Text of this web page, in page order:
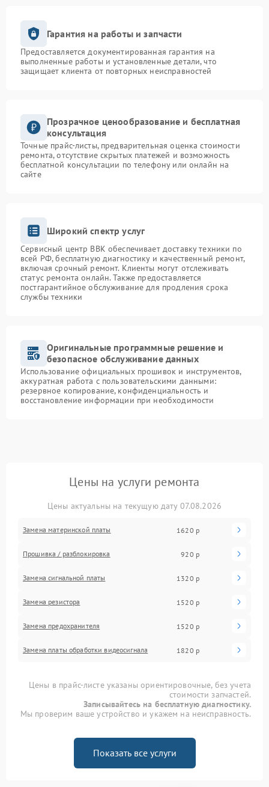
Гарантия на работы и запчасти
Предоставляется документированная гарантия на
выполненные работы и установленные детали, что
защищает клиента от повторных неисправностей
Прозрачное ценообразование и бесплатная
консультация
Точные прайс-листы, предварительная оценка стоимости
ремонта, отсутствие скрытых платежей и возможность
бесплатной консультации по телефону или онлайн на
сайте
Широкий спектр услуг
Сервисный центр BBK обеспечивает доставку техники по
всей РФ, бесплатную диагностику и качественный ремонт,
включая срочный ремонт. Клиенты могут отслеживать
статус ремонта онлайн. Также предоставляется
постгарантийное обслуживание для продления срока
службы техники
Оригинальные программные решение и
безопасное обслуживание данных
Использование официальных прошивок и инструментов,
аккуратная работа с пользовательскими данными:
резервное копирование, конфиденциальность и
восстановление информации при необходимости
Цены на услуги ремонта
Цены актуальны на текущую дату 07.08.2026
Замена материнской платы 1620 р
Прошивка / разблокировка 920 р
Замена сигнальной платы 1320 р
Замена резистора 1520 р
Замена предохранителя 1520 р
Замена платы обработки видеосигнала 1820 р
Цены в прайс-листе указаны ориентировочные, без учета
стоимости запчастей.
Записывайтесь на бесплатную диагностику.
Мы проверим ваше устройство и укажем на неисправность.
Показать все услуги